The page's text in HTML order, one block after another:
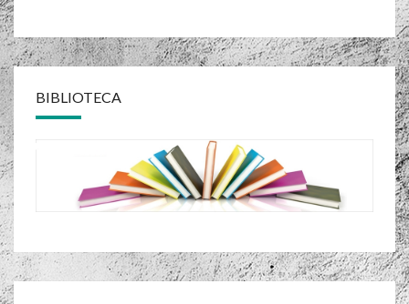
BIBLIOTECA